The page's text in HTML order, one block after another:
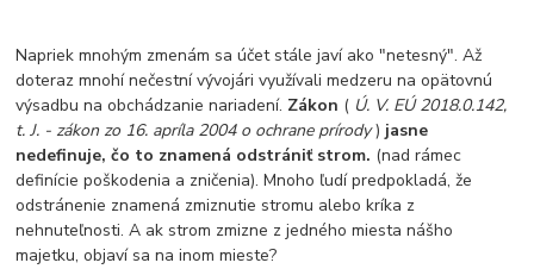
Napriek mnohým zmenám sa účet stále javí ako "netesný". Až
doteraz mnohí nečestní vývojári využívali medzeru na opätovnú
výsadbu na obchádzanie nariadení. Zákon ( Ú. V. EÚ 2018.0.142,
t. J. - zákon zo 16. apríla 2004 o ochrane prírody) jasne
nedefinuje, čo to znamená odstrániť strom. (nad rámec
definície poškodenia a zničenia). Mnoho ľudí predpokladá, že
odstránenie znamená zmiznutie stromu alebo kríka z
nehnuteľnosti. A ak strom zmizne z jedného miesta nášho
majetku, objaví sa na inom mieste?